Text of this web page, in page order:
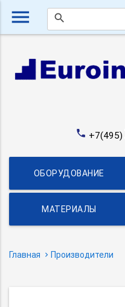
menu search
phone +7(495)
ОБОРУДОВАНИЕ
МАТЕРИАЛЫ
Главная Производители